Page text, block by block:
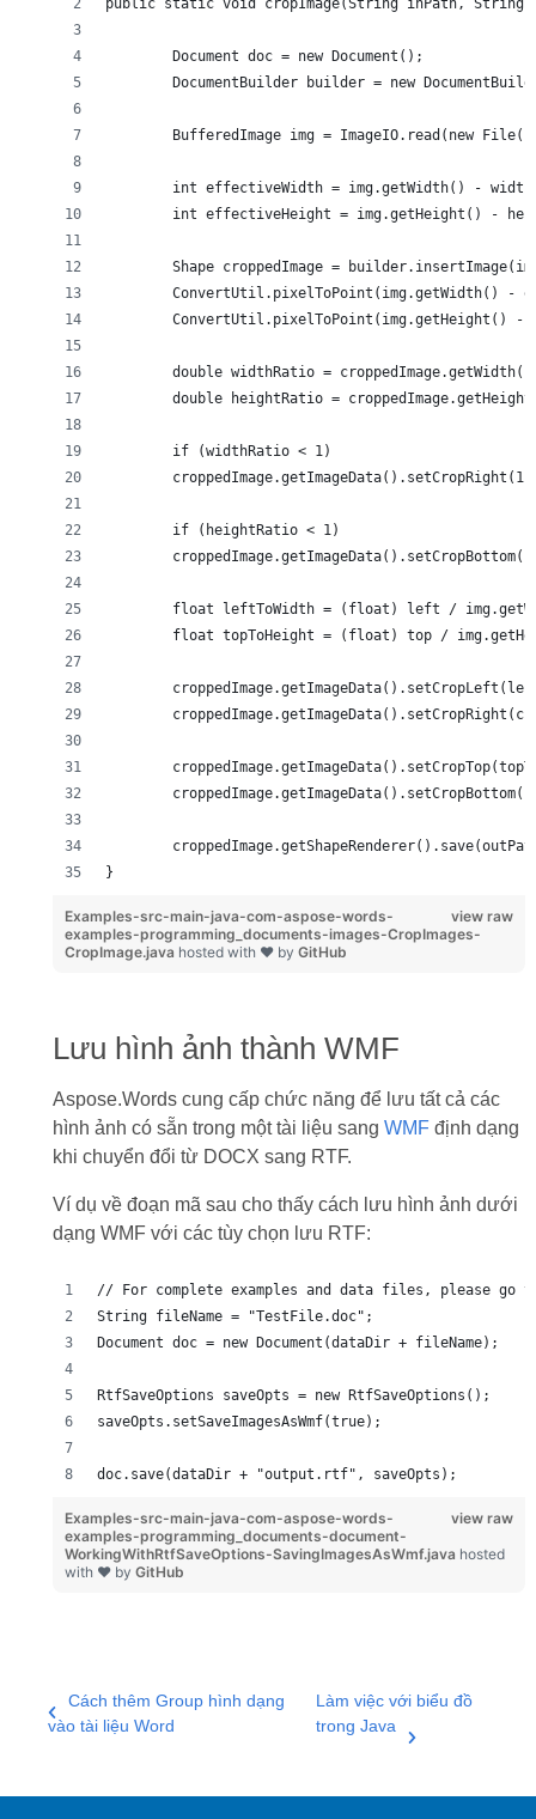
public static void cropImage(String inPath,
	Document doc = new Document();
DocumentBuilder builder = new
BufferedImage img = ImageIO.read(new
int effectiveWidth = img.getWidth() -
int effectiveHeight = img.getHeight() -
Shape croppedImage =
ConvertUtil.pixelToPoint(img.getWidth() -
ConvertUtil.pixelToPoint(img.getHeight() -
double widthRatio =
double heightRatio =
	if (widthRatio < 1)
croppedImage.getImageData().setCropRight(1
	if (heightRatio < 1)
float leftToWidth = (float) left /
float topToHeight = (float) top /
}
view raw
Examples-src-main-java-com-aspose-words-
examples-programming_documents-images-CropImages-
CropImage.java hosted with ❤ by GitHub
Lưu hình ảnh thành WMF
Aspose.Words cung cấp chức năng để lưu tất cả các
hình ảnh có sẵn trong một tài liệu sang WMF định dạng
khi chuyển đổi từ DOCX sang RTF.
Ví dụ về đoạn mã sau cho thấy cách lưu hình ảnh dưới
dạng WMF với các tùy chọn lưu RTF:
// For complete examples and data files, please go
String fileName = "TestFile.doc";
Document doc = new Document(dataDir + fileName);
RtfSaveOptions saveOpts = new RtfSaveOptions();
saveOpts.setSaveImagesAsWmf(true);
doc.save(dataDir + "output.rtf", saveOpts);
view raw
Examples-src-main-java-com-aspose-words-
examples-programming_documents-document-
WorkingWithRtfSaveOptions-SavingImagesAsWmf.java hosted
with ❤ by GitHub
Cách thêm Group hình dạng
vào tài liệu Word
Làm việc với biểu đồ
trong Java